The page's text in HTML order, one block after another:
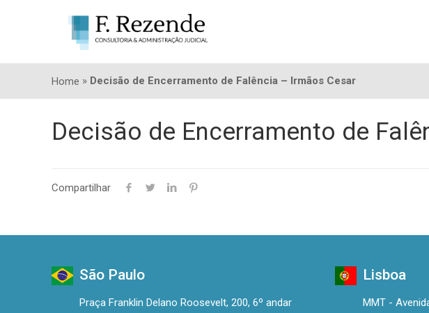
Home » Decisão de Encerramento de Falência – Irmãos Cesar
Decisão de Encerramento de
Compartilhar
São Paulo
Praça Franklin Delano Roosevelt, 200, 6º andar
Lisboa
MMT -